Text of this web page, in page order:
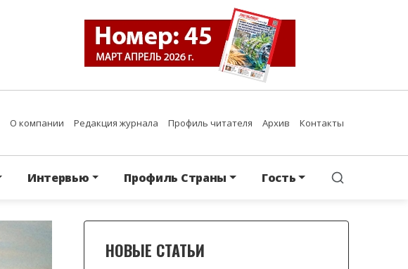
О компании Редакция журнала Профиль читателя Архив Контакты
Интервью Профиль Страны Гость
НОВЫЕ СТАТЬИ